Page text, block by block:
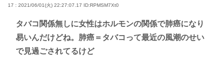
17 : 2021/06/01(火) 22:27:07.17 ID:RPMSM7Xt0
タバコ関係無しに女性はホルモンの関係で肺癌になり
易いんだけどね。肺癌＝タバコって最近の風潮のせい
で見過ごされてるけど